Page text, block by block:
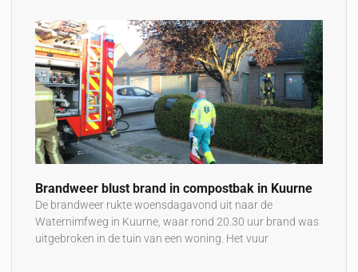
Brandweer blust brand in compostbak in Kuurne
De brandweer rukte woensdagavond uit naar de
Waternimfweg in Kuurne, waar rond 20.30 uur brand was
uitgebroken in de tuin van een woning. Het vuur